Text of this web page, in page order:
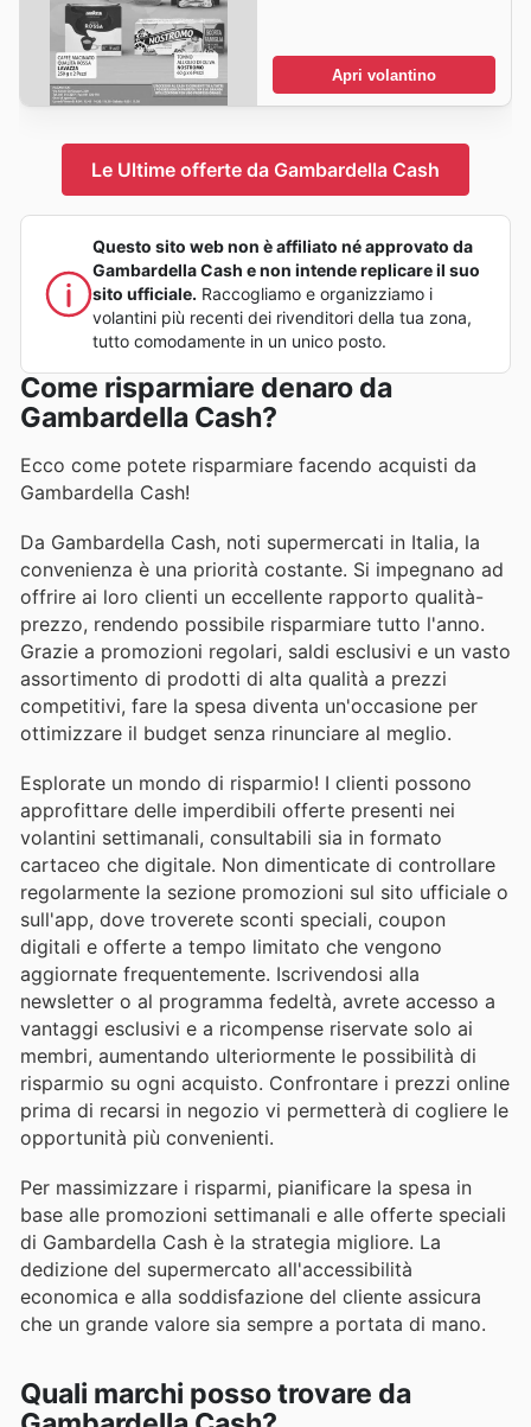
Apri volantino
Le Ultime offerte da Gambardella Cash
Questo sito web non è affiliato né approvato da
Gambardella Cash e non intende replicare il suo
sito ufficiale. Raccogliamo e organizziamo i
volantini più recenti dei rivenditori della tua zona,
tutto comodamente in un unico posto.
Come risparmiare denaro da
Gambardella Cash?
Ecco come potete risparmiare facendo acquisti da
Gambardella Cash!
Da Gambardella Cash, noti supermercati in Italia, la
convenienza è una priorità costante. Si impegnano ad
offrire ai loro clienti un eccellente rapporto qualità-
prezzo, rendendo possibile risparmiare tutto l'anno.
Grazie a promozioni regolari, saldi esclusivi e un vasto
assortimento di prodotti di alta qualità a prezzi
competitivi, fare la spesa diventa un'occasione per
ottimizzare il budget senza rinunciare al meglio.
Esplorate un mondo di risparmio! I clienti possono
approfittare delle imperdibili offerte presenti nei
volantini settimanali, consultabili sia in formato
cartaceo che digitale. Non dimenticate di controllare
regolarmente la sezione promozioni sul sito ufficiale o
sull'app, dove troverete sconti speciali, coupon
digitali e offerte a tempo limitato che vengono
aggiornate frequentemente. Iscrivendosi alla
newsletter o al programma fedeltà, avrete accesso a
vantaggi esclusivi e a ricompense riservate solo ai
membri, aumentando ulteriormente le possibilità di
risparmio su ogni acquisto. Confrontare i prezzi online
prima di recarsi in negozio vi permetterà di cogliere le
opportunità più convenienti.
Per massimizzare i risparmi, pianificare la spesa in
base alle promozioni settimanali e alle offerte speciali
di Gambardella Cash è la strategia migliore. La
dedizione del supermercato all'accessibilità
economica e alla soddisfazione del cliente assicura
che un grande valore sia sempre a portata di mano.
Quali marchi posso trovare da